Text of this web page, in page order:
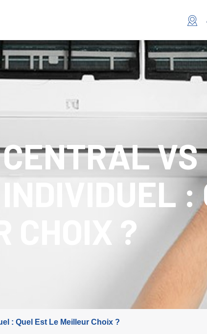
CENTRAL VS
INDIVIDUEL
CHOIX ?
: Quel Est Le Meilleur Choix ?